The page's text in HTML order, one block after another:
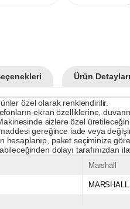
Ürün Detayları
özel olarak renklendirilir.
ekran özelliklerine,
sizlere özel
gereğince iade veya
hesaplanıp, paket seçiminize
dolayı tarafınızdan
Marshall